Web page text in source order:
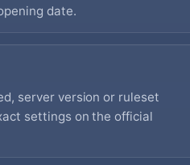
date.
server version or ruleset
settings on the official